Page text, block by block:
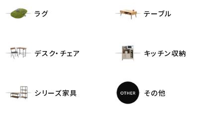
ラグ テーブル
デスク・チェア キッチン収納
シリーズ家具 その他